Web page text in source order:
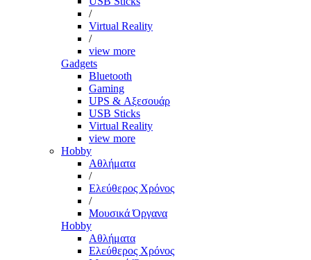
/
Virtual Reality
/
view more
Gadgets
Bluetooth
Gaming
UPS & Αξεσουάρ
USB Sticks
Virtual Reality
view more
Hobby
Αθλήματα
/
Ελεύθερος Χρόνος
/
Μουσικά Όργανα
Hobby
Αθλήματα
Ελεύθερος Χρόνος